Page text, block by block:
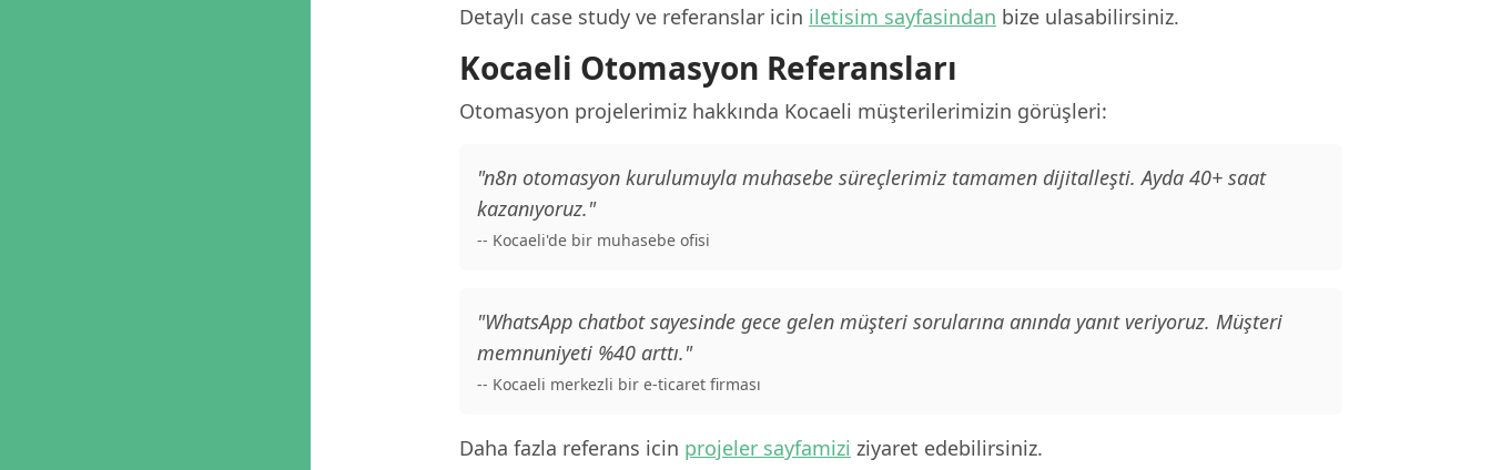
Detaylı case study ve referanslar icin iletisim sayfasindan bize ulasabilirsiniz.
Kocaeli Otomasyon Referansları
Otomasyon projelerimiz hakkında Kocaeli müşterilerimizin görüşleri:
"n8n otomasyon kurulumuyla muhasebe süreçlerimiz tamamen dijitalleşti. Ayda 40+ saat
kazanıyoruz."
-- Kocaeli'de bir muhasebe ofisi
"WhatsApp chatbot sayesinde gece gelen müşteri sorularına anında yanıt veriyoruz. Müşteri
memnuniyeti %40 arttı."
-- Kocaeli merkezli bir e-ticaret firması
Daha fazla referans icin projeler sayfamizi ziyaret edebilirsiniz.